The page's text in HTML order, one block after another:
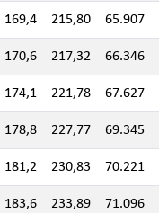
169,4 215,80 65.907
170,6 217,32 66.346
174,1 221,78 67.627
178,8 227,77 69.345
181,2 230,83 70.221
183,6 233,89 71.096